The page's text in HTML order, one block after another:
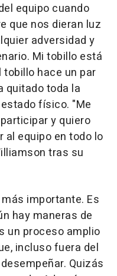
equipo cuando
que nos dieran luz
adversidad y
Mi tobillo está
hace un par
quitado toda la
físico. "Me
y quiero
al equipo en todo lo
tras su
importante. Es
hay maneras de
un proceso amplio
incluso fuera del
Quizás